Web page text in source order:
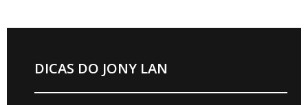
DICAS DO JONY LAN